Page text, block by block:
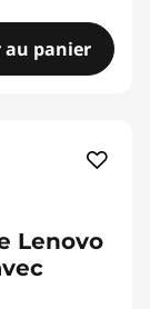
panier
Lenovo